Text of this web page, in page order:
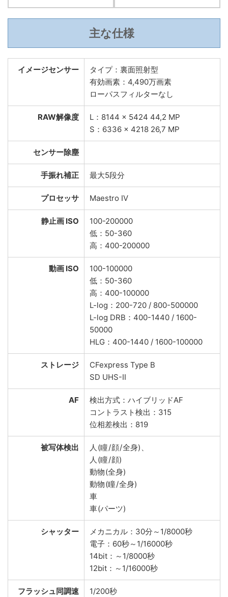
主な仕様
イメージセンサー
タイプ：裏面照射型
有効画素：4,490万画素
ローパスフィルターなし
RAW解像度
L：8144 x 5424 44,2 MP
S：6336 x 4218 26,7 MP
センサー除塵
手振れ補正 最大5段分
プロセッサ Maestro IV
静止画 ISO
100-200000
低：50-360
高：400-200000
動画 ISO
100-100000
低：50-360
高：400-100000
L-log：200-720 / 800-500000
L-log DRB：400-1440 / 1600-
50000
HLG：400-1440 / 1600-100000
ストレージ
CFexpress Type B
SD UHS-II
AF
検出方式：ハイブリッドAF
コントラスト検出：315
位相差検出：819
被写体検出
人 (瞳 / 顔 / 全身) 、
人 (瞳 / 顔)
動物 (全身)
動物 (瞳 / 全身)
車
車 (パーツ)
シャッター
メカニカル：30分～1/8000秒
電子：60秒～1/16000秒
14bit：～1/8000秒
12bit：～1/16000秒
フラッシュ同調速
1/200秒